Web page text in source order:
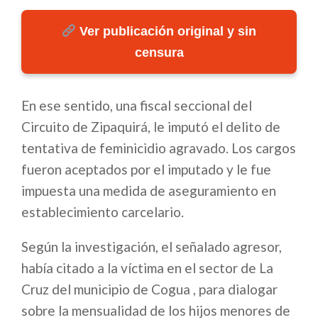
Ver publicación original y sin
censura
En ese sentido, una fiscal seccional del
Circuito de Zipaquirá, le imputó el delito de
tentativa de feminicidio agravado. Los cargos
fueron aceptados por el imputado y le fue
impuesta una medida de aseguramiento en
establecimiento carcelario.
Según la investigación, el señalado agresor,
había citado a la víctima en el sector de La
Cruz del municipio de Cogua , para dialogar
sobre la mensualidad de los hijos menores de